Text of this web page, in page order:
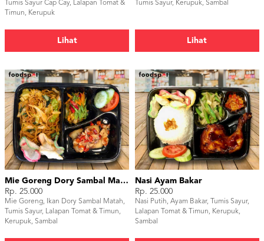
Tumis Sayur Cap Cay, Lalapan Tomat &
Timun, Kerupuk
Lihat
Tumis Sayur, Kerupuk, Sambal
Lihat
Mie Goreng Dory Sambal Matah
Rp. 25.000
Mie Goreng, Ikan Dory Sambal Matah,
Tumis Sayur, Lalapan Tomat & Timun,
Kerupuk, Sambal
Nasi Ayam Bakar
Rp. 25.000
Nasi Putih, Ayam Bakar, Tumis Sayur,
Lalapan Tomat & Timun, Kerupuk,
Sambal